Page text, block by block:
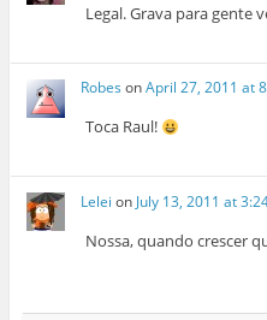
Legal. Grava para gente
Robes onApril 27, 2011 at
Toca Raul!
Lelei on July 13, 2011 at
Nossa, quando crescer